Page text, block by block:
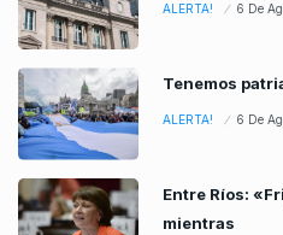
ALERTA! 6 De
Tenemos
ALERTA! 6 De
Entre Ríos:
mientras